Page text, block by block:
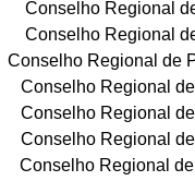
Conselho Regional
Conselho Regional
Conselho Regional de
Conselho Regional
Conselho Regional
Conselho Regional
Conselho Regional